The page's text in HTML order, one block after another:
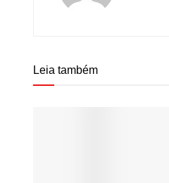
Leia também